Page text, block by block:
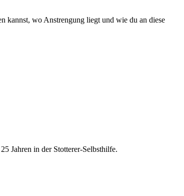
kannst, wo Anstrengung liegt und wie du an diese
Jahren in der Stotterer-Selbsthilfe.